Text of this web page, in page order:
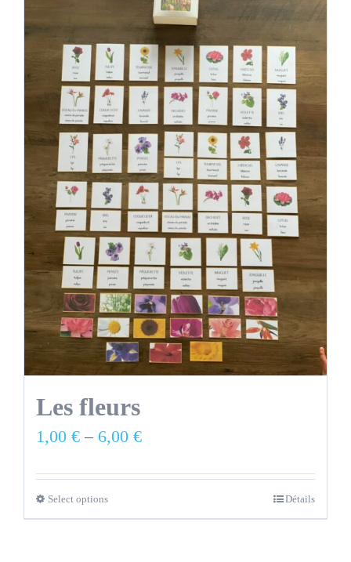
Les fleurs
1,00 €– 6,00 €
Select options Détails